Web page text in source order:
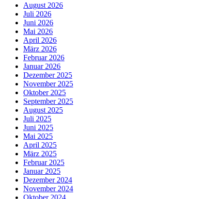
August 2026
Juli 2026
Juni 2026
Mai 2026
April 2026
März 2026
Februar 2026
Januar 2026
Dezember 2025
November 2025
Oktober 2025
September 2025
August 2025
Juli 2025
Juni 2025
Mai 2025
April 2025
März 2025
Februar 2025
Januar 2025
Dezember 2024
November 2024
Oktober 2024